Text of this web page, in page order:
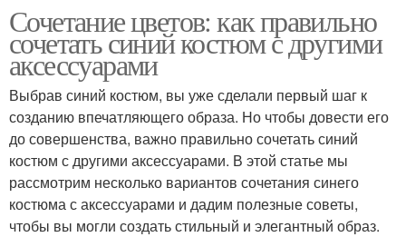
Сочетание цветов: как правильно
сочетать синий костюм с другими
аксессуарами
Выбрав синий костюм, вы уже сделали первый шаг к
созданию впечатляющего образа. Но чтобы довести его
до совершенства, важно правильно сочетать синий
костюм с другими аксессуарами. В этой статье мы
рассмотрим несколько вариантов сочетания синего
костюма с аксессуарами и дадим полезные советы,
чтобы вы могли создать стильный и элегантный образ.